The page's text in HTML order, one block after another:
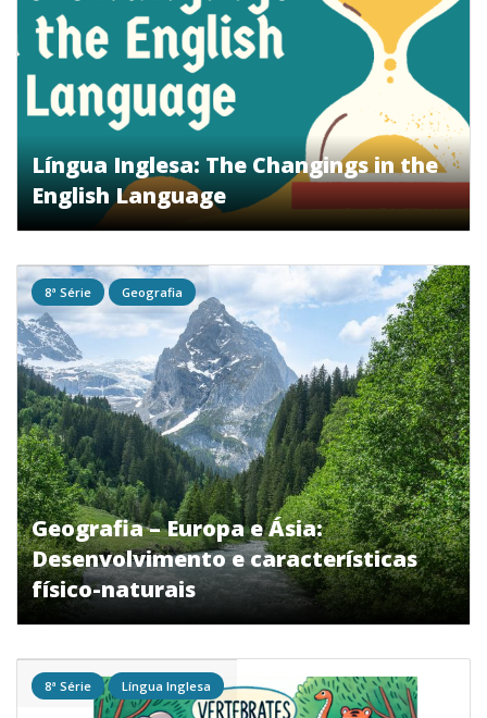
Língua Inglesa: The Changings in the
English Language
Geografia – Europa e Ásia:
Desenvolvimento e características
físico-naturais
8ª Série Geografia
8ª Série Língua Inglesa